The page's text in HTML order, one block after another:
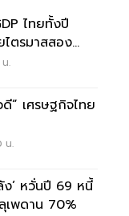
ไทยทั้งปี
ตรมาสสอง
.
ดี” เศรษฐกิจไทย
น.
ง’ หวั่นปี 69 หนี้
เพดาน 70%